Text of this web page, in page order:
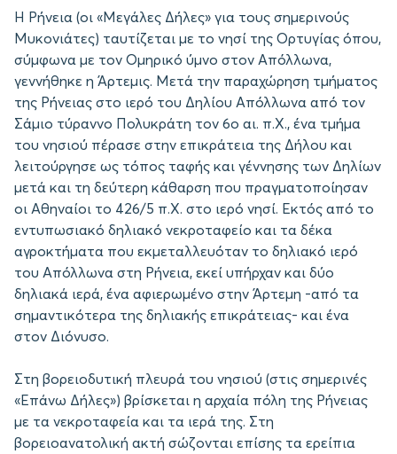
Η Ρήνεια (οι «Μεγάλες Δήλες» για τους σημερινούς
Μυκονιάτες) ταυτίζεται με το νησί της Ορτυγίας όπου,
σύμφωνα με τον Ομηρικό ύμνο στον Απόλλωνα,
γεννήθηκε η Άρτεμις. Μετά την παραχώρηση τμήματος
της Ρήνειας στο ιερό του Δηλίου Απόλλωνα από τον
Σάμιο τύραννο Πολυκράτη τον 6ο αι. π.Χ., ένα τμήμα
του νησιού πέρασε στην επικράτεια της Δήλου και
λειτούργησε ως τόπος ταφής και γέννησης των Δηλίων
μετά και τη δεύτερη κάθαρση που πραγματοποίησαν
οι Αθηναίοι το 426/5 π.Χ. στο ιερό νησί. Εκτός από το
εντυπωσιακό δηλιακό νεκροταφείο και τα δέκα
αγροκτήματα που εκμεταλλευόταν το δηλιακό ιερό
του Απόλλωνα στη Ρήνεια, εκεί υπήρχαν και δύο
δηλιακά ιερά, ένα αφιερωμένο στην Άρτεμη -από τα
σημαντικότερα της δηλιακής επικράτειας- και ένα
στον Διόνυσο.
Στη βορειοδυτική πλευρά του νησιού (στις σημερινές
«Επάνω Δήλες») βρίσκεται η αρχαία πόλη της Ρήνειας
με τα νεκροταφεία και τα ιερά της. Στη
βορειοανατολική ακτή σώζονται επίσης τα ερείπια